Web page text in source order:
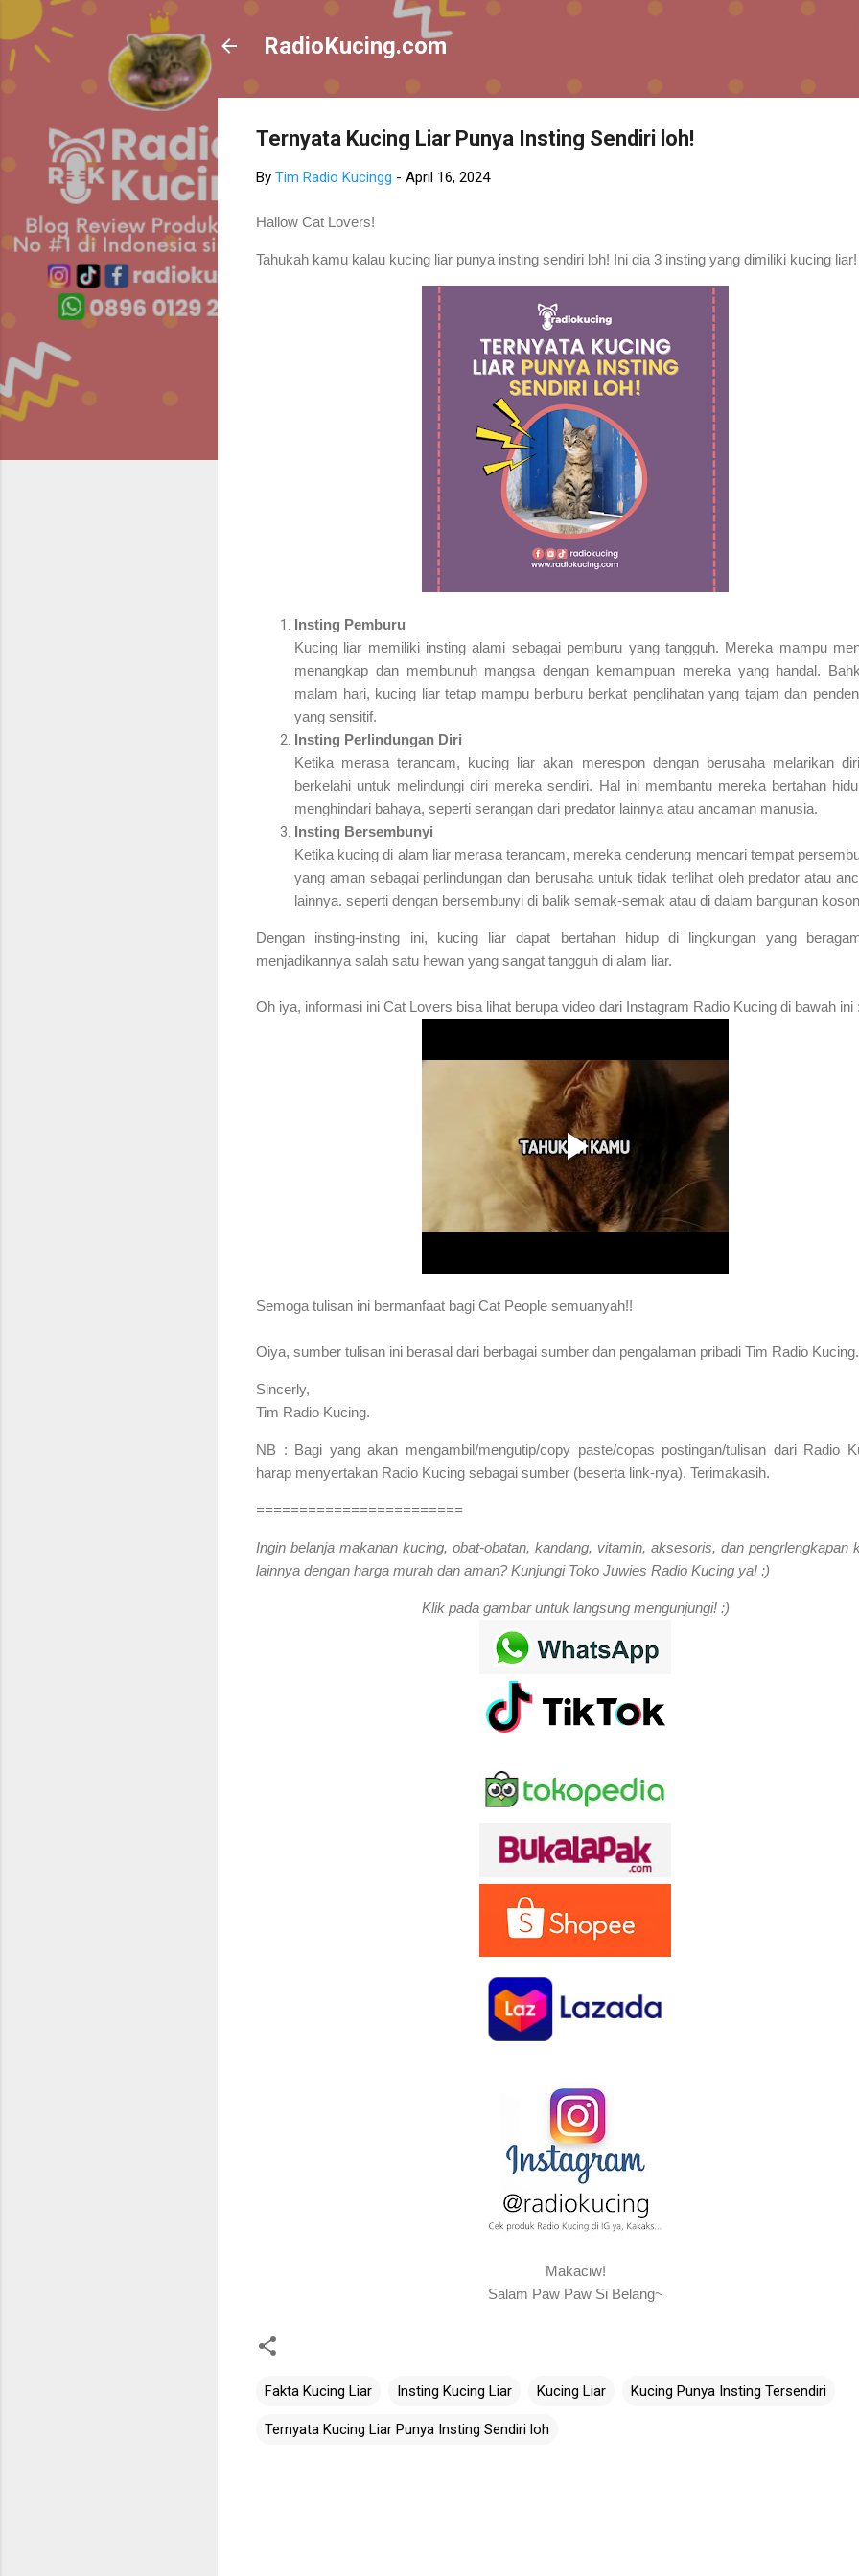
RadioKucing.com
Ternyata Kucing Liar Punya Insting Sendiri loh!
By Tim Radio Kucingg - April 16, 2024
Hallow Cat Lovers!
Tahukah kamu kalau kucing liar punya insting sendiri loh! Ini dia 3 insting yang dimiliki kucing liar!
Insting Pemburu
Kucing liar memiliki insting alami sebagai pemburu yang tangguh. Mereka mampu
menangkap dan membunuh mangsa dengan kemampuan mereka yang handal.
malam hari, kucing liar tetap mampu berburu berkat penglihatan yang tajam dan
yang sensitif.
Insting Perlindungan Diri
Ketika merasa terancam, kucing liar akan merespon dengan berusaha melarikan
berkelahi untuk melindungi diri mereka sendiri. Hal ini membantu mereka bertahan
menghindari bahaya, seperti serangan dari predator lainnya atau ancaman manusia.
Insting Bersembunyi
Ketika kucing di alam liar merasa terancam, mereka cenderung mencari tempat
yang aman sebagai perlindungan dan berusaha untuk tidak terlihat oleh predator atau
lainnya. seperti dengan bersembunyi di balik semak-semak atau di dalam bangunan
Dengan insting-insting ini, kucing liar dapat bertahan hidup di lingkungan yang
menjadikannya salah satu hewan yang sangat tangguh di alam liar.
Oh iya, informasi ini Cat Lovers bisa lihat berupa video dari Instagram Radio Kucing di bawah ini :
Semoga tulisan ini bermanfaat bagi Cat People semuanyah!!
Oiya, sumber tulisan ini berasal dari berbagai sumber dan pengalaman pribadi Tim Radio Kucing.
Sincerly,
Tim Radio Kucing.
NB : Bagi yang akan mengambil/mengutip/copy paste/copas postingan/tulisan dari Radio
harap menyertakan Radio Kucing sebagai sumber (beserta link-nya). Terimakasih.
========================
Ingin belanja makanan kucing, obat-obatan, kandang, vitamin, aksesoris, dan pengrlengkapan
lainnya dengan harga murah dan aman? Kunjungi Toko Juwies Radio Kucing ya! :)
Klik pada gambar untuk langsung mengunjungi! :)
Makaciw!
Salam Paw Paw Si Belang~
Fakta Kucing Liar Insting Kucing Liar Kucing Liar Kucing Punya Insting Tersendiri
Ternyata Kucing Liar Punya Insting Sendiri loh